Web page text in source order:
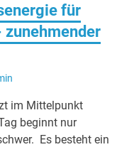
für
zunehmender
im Mittelpunkt
beginnt nur
Es besteht ein